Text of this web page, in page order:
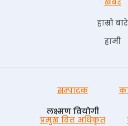
हाम्रो बारे
हामी
सम्पादक
लक्ष्मण वियोगी
प्रमुख वित्त अधिकृत